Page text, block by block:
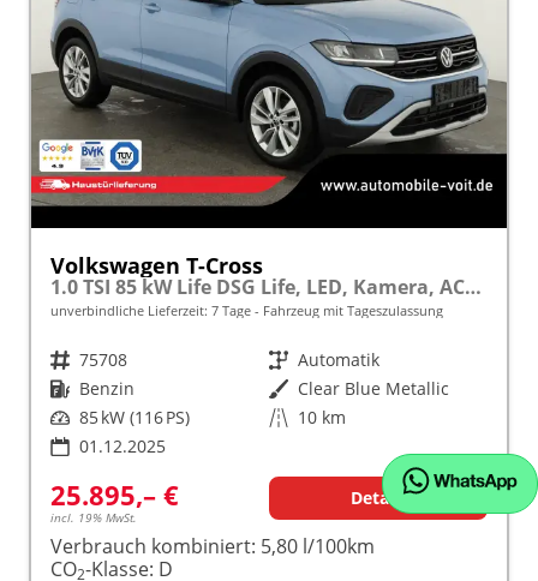
Volkswagen T-Cross
1.0 TSI 85 kW Life DSG Life, LED, Kamera, ACC, Side, Winter, 17-Zoll, 3-J. Garantie
unverbindliche Lieferzeit: 7 Tage Fahrzeug mit Tageszulassung
Fahrzeugnr. 75708 Getriebe Automatik
Kraftstoff Benzin Außenfarbe Clear Blue Metallic
Leistung 85 kW (116 PS) Kilometerstand 10 km
01.12.2025
25.895,– €
incl. 19% MwSt.
Details
Verbrauch kombiniert: 5,80 l/100km
CO2-Klasse: D